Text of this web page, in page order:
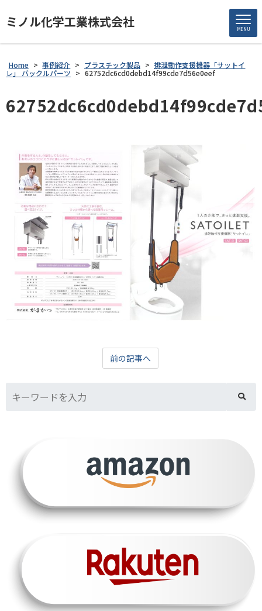
ミノル化学工業株式会社 MENU
Home > 事例紹介 > プラスチック製品 > 排泄動作支援機器「サットイ
レ」 バックルパーツ > 62752dc6cd0debd14f99cde7d56e0eef
前の記事へ